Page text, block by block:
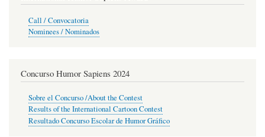
Call / Convocatoria
Nominees / Nominados
Concurso Humor Sapiens 2024
Sobre el Concurso /About the Contest
Results of the International Cartoon Contest
Resultado Concurso Escolar de Humor Gráfico